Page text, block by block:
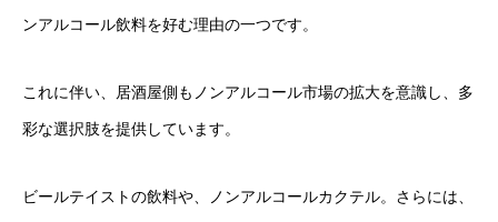
ンアルコール飲料を好む理由の一つです。
これに伴い、居酒屋側もノンアルコール市場の拡大を意識し、多
彩な選択肢を提供しています。
ビールテイストの飲料や、ノンアルコールカクテル。さらには、